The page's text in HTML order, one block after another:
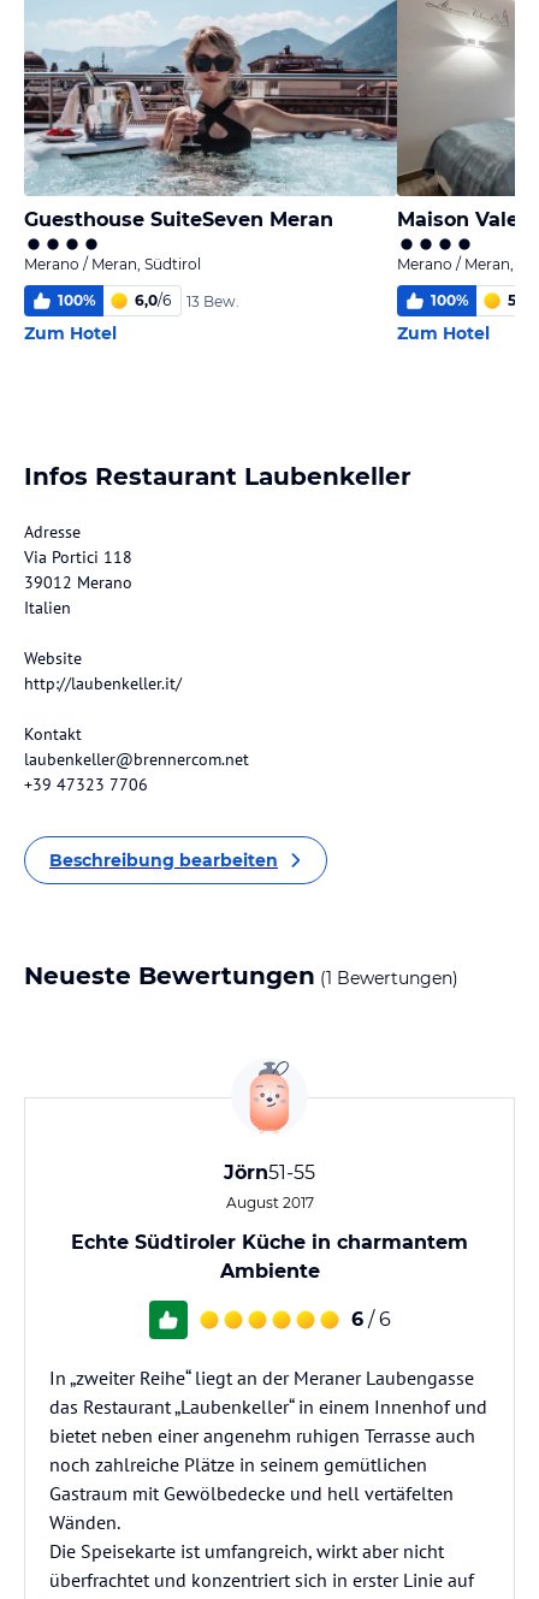
Guesthouse SuiteSeven Meran
Merano / Meran, Südtirol
100% 6,0/6 13 Bew.
Zum Hotel
Maison
Merano / Meran,
100% 5,7
Zum Hotel
Infos Restaurant Laubenkeller
Adresse
Via Portici 118
39012 Merano
Italien
Website
http://laubenkeller.it/
Kontakt
laubenkeller@brennercom.net
+39 47323 7706
Beschreibung bearbeiten
Neueste Bewertungen (1 Bewertungen)
Jörn51-55
August 2017
Echte Südtiroler Küche in charmantem
Ambiente
6 / 6
In „zweiter Reihe“ liegt an der Meraner Laubengasse
das Restaurant „Laubenkeller“ in einem Innenhof und
bietet neben einer angenehm ruhigen Terrasse auch
noch zahlreiche Plätze in seinem gemütlichen
Gastraum mit Gewölbedecke und hell vertäfelten
Wänden.
Die Speisekarte ist umfangreich, wirkt aber nicht
überfrachtet und konzentriert sich in erster Linie auf